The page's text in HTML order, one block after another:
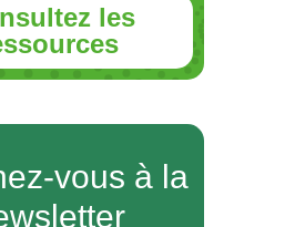
les
vous à la